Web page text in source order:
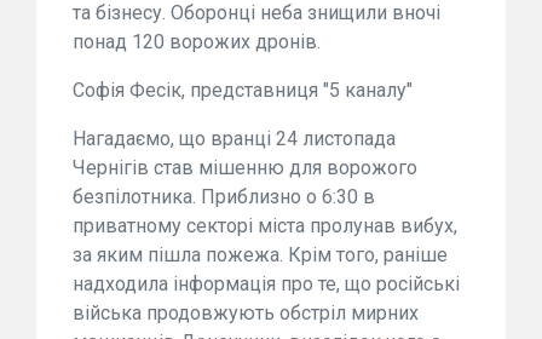
та бізнесу. Оборонці неба знищили вночі
понад 120 ворожих дронів.
Софія Фесік, представниця "5 каналу"
Нагадаємо, що вранці 24 листопада
Чернігів став мішенню для ворожого
безпілотника. Приблизно о 6:30 в
приватному секторі міста пролунав вибух,
за яким пішла пожежа. Крім того, раніше
надходила інформація про те, що російські
війська продовжують обстріл мирних